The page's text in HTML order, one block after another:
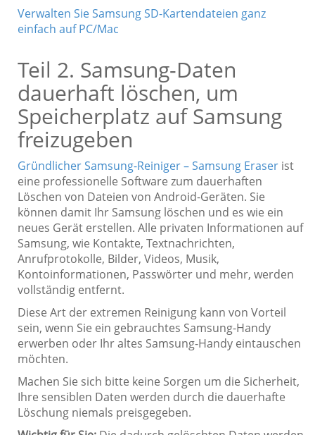
Verwalten Sie Samsung SD-Kartendateien ganz
einfach auf PC/Mac
Teil 2. Samsung-Daten
dauerhaft löschen, um
Speicherplatz auf Samsung
freizugeben
Gründlicher Samsung-Reiniger – Samsung Eraser ist
eine professionelle Software zum dauerhaften
Löschen von Dateien von Android-Geräten. Sie
können damit Ihr Samsung löschen und es wie ein
neues Gerät erstellen. Alle privaten Informationen auf
Samsung, wie Kontakte, Textnachrichten,
Anrufprotokolle, Bilder, Videos, Musik,
Kontoinformationen, Passwörter und mehr, werden
vollständig entfernt.
Diese Art der extremen Reinigung kann von Vorteil
sein, wenn Sie ein gebrauchtes Samsung-Handy
erwerben oder Ihr altes Samsung-Handy eintauschen
möchten.
Machen Sie sich bitte keine Sorgen um die Sicherheit,
Ihre sensiblen Daten werden durch die dauerhafte
Löschung niemals preisgegeben.